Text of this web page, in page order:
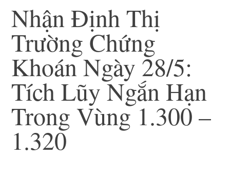
Nhận Định Thị
Trường Chứng
Khoán Ngày 28/5:
Tích Lũy Ngắn Hạn
Trong Vùng 1.300 –
1.320
27 Tháng 5, 2021